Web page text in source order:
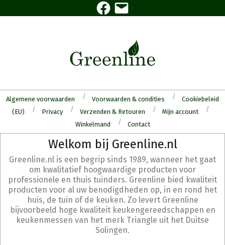
to
Facebook
E-
mail
Algemene voorwaarden Voorwaarden & condities
Cookiebeleid
(EU)
Privacy Verzenden & Retouren
Mijn account
Winkelmand
Contact
Menu
Welkom bij Greenline.nl
Greenline.nl is een begrip sinds 1989, wanneer het gaat
om kwalitatief hoogwaardige producten voor
professionele en thuis tuinders. Greenline bied kwaliteit
producten voor al uw benodigdheden op, in en rond het
huis, de tuin of de keuken. Zo levert Greenline
bijvoorbeeld hoge kwaliteit keukengereedschappen en
keukenmessen van het merk Triangle uit het Duitse
Solingen.